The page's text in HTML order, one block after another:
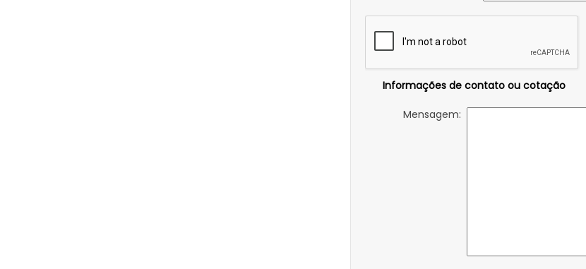
Informações de contato ou cotação
Mensagem: